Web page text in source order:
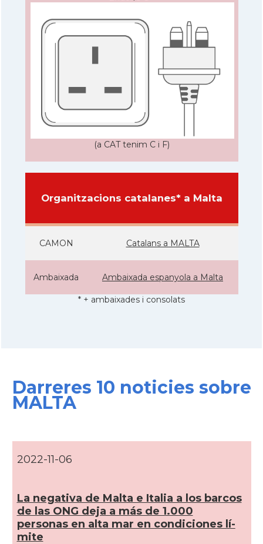
(a CAT tenim C i F)
Organitzacions catalanes* a Malta
CAMON Catalans a MALTA
Ambaixada Ambaixada espanyola a Malta
* + ambaixades i consolats
Darreres 10 noticies sobre
MALTA
2022-11-06
La negativa de Malta e Italia a los barcos
de las ONG deja a más de 1.000
personas en alta mar en condiciones lí­
mite